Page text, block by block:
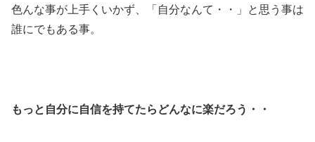
色んな事が上手くいかず、「自分なんて・・」と思う事は
誰にでもある事。
もっと自分に自信を持てたらどんなに楽だろう・・